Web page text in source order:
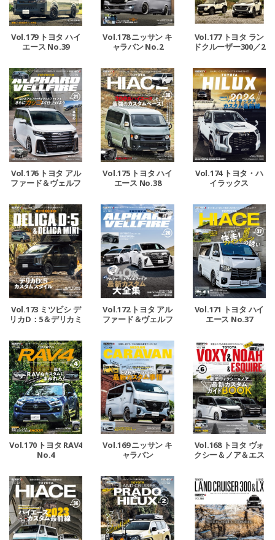
Vol.179 トヨタ ハイ
エース No.39
Vol.178 ニッサン キ
ャラバン No.2
Vol.177 トヨタ ラン
ドクルーザー300／2
2
Vol.176 トヨタ アル
ファード＆ヴェルフ
Vol.175 トヨタ ハイ
エース No.38
Vol.174 トヨタ・ハ
イラックス
Vol.173 ミツビシ デ
リカD：5＆デリカミ
Vol.172 トヨタ アル
ファード＆ヴェルフ
Vol.171 トヨタ ハイ
エース No.37
Vol.170 トヨタ RAV4
No.4
Vol.169 ニッサン キ
ャラバン
Vol.168 トヨタ ヴォ
クシー＆ノア＆エス